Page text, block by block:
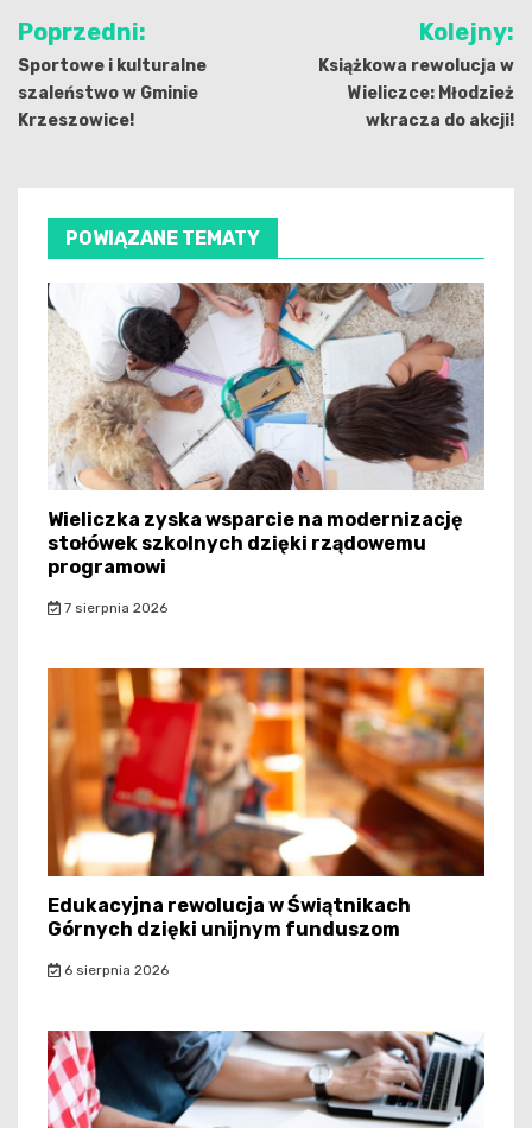
Nawigacja
wpisu
Poprzedni:
Sportowe i kulturalne
szaleństwo w Gminie
Krzeszowice!
Kolejny:
Książkowa rewolucja w
Wieliczce: Młodzież
wkracza do akcji!
POWIĄZANE TEMATY
Wieliczka zyska wsparcie na modernizację
stołówek szkolnych dzięki rządowemu
programowi
7 sierpnia 2026
Edukacyjna rewolucja w Świątnikach
Górnych dzięki unijnym funduszom
6 sierpnia 2026